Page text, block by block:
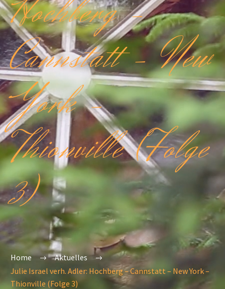
Hochberg –
Cannstatt – New
York –
Thionville (Folge
3)
Home
Aktuelles
Julie Israel verh. Adler: Hochberg – Cannstatt – New York –
Thionville (Folge 3)